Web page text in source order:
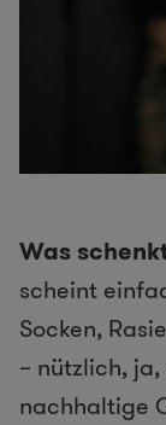
Was
scheint
Socken,
– nützlich,
nachhaltige